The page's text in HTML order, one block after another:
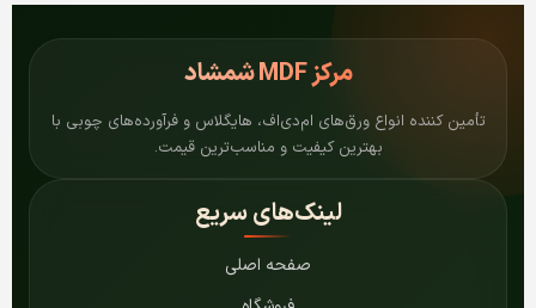
مرکزMDF شمشاد
تأمین کننده انواع ورق‌های ام‌دی‌اف، هایگلاس و فرآورده‌های چوبی با
بهترین کیفیت و مناسب‌ترین قیمت.
لینک‌های سریع
صفحه اصلی